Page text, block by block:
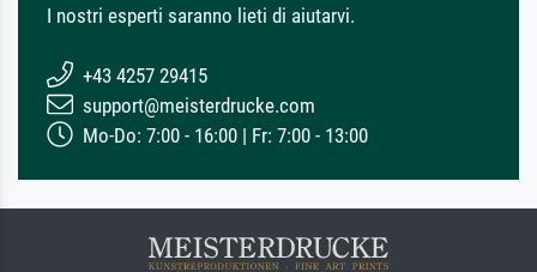
I nostri esperti saranno lieti di aiutarvi.
+43 4257 29415
support@meisterdrucke.com
Mo-Do: 7:00 - 16:00 | Fr: 7:00 - 13:00